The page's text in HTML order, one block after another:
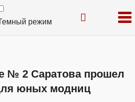
режим
№ 2 Саратова прошел
юных модниц